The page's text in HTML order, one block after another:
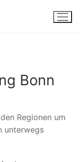
Bonn
Regionen um
unterwegs